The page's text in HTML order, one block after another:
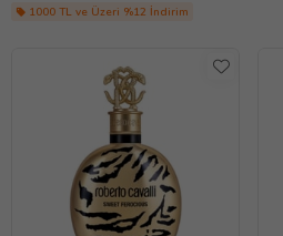
1000 TL ve Üzeri %12 İndirim